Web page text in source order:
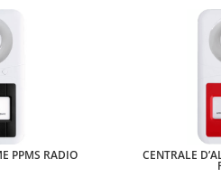
PPMS RADIO CENTRALE